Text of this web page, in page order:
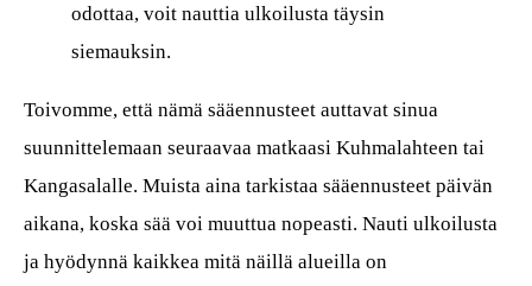
odottaa, voit nauttia ulkoilusta täysin
siemauksin.
Toivomme, että nämä sääennusteet auttavat sinua
suunnittelemaan seuraavaa matkaasi Kuhmalahteen tai
Kangasalalle. Muista aina tarkistaa sääennusteet päivän
aikana, koska sää voi muuttua nopeasti. Nauti ulkoilusta
ja hyödynnä kaikkea mitä näillä alueilla on